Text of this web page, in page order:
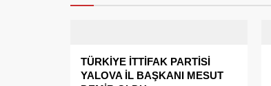
TÜRKİYE İTTİFAK PARTİSİ
YALOVA İL BAŞKANI MESUT